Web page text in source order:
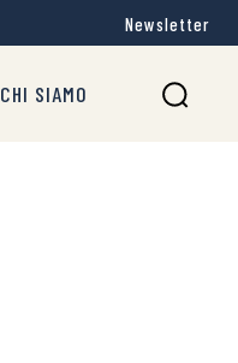
Newsletter
CHI SIAMO